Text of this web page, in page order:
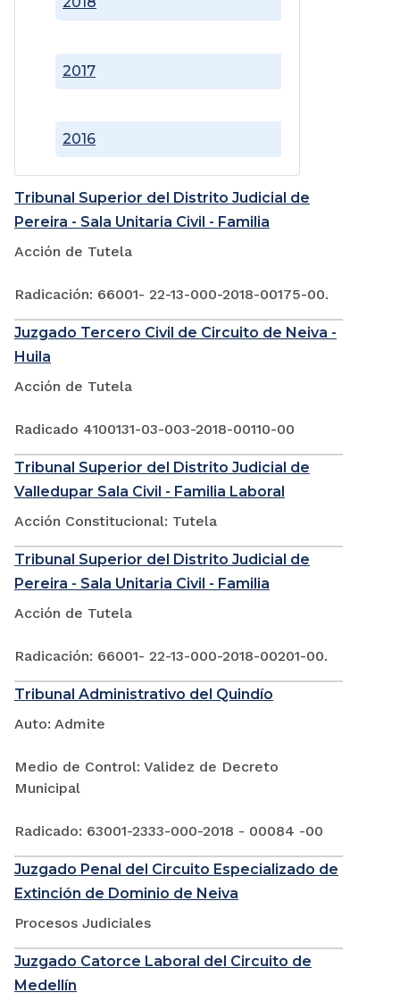
2016
2017
Tribunal Superior del Distrito Judicial de
Pereira - Sala Unitaria Civil - Familia
Acción de Tutela
Radicación: 66001- 22-13-000-2018-00175-00.
Juzgado Tercero Civil de Circuito de Neiva -
Huila
Acción de Tutela
Radicado 4100131-03-003-2018-00110-00
Tribunal Superior del Distrito Judicial de
Valledupar Sala Civil - Familia Laboral
Acción Constitucional: Tutela
Tribunal Superior del Distrito Judicial de
Pereira - Sala Unitaria Civil - Familia
Acción de Tutela
Radicación: 66001- 22-13-000-2018-00201-00.
Tribunal Administrativo del Quindío
Auto: Admite
Medio de Control: Validez de Decreto
Municipal
Radicado: 63001-2333-000-2018 - 00084 -00
Juzgado Penal del Circuito Especializado de
Extinción de Dominio de Neiva
Procesos Judiciales
Juzgado Catorce Laboral del Circuito de
Medellín